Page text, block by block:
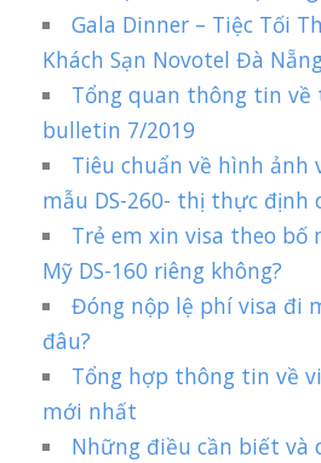
Gala Dinner – Tiệc Tối
Khách Sạn Novotel Đà
Tổng quan thông tin về
bulletin 7/2019
Tiêu chuẩn về hình ảnh
mẫu DS-260- thị thực định
Trẻ em xin visa theo bố
Mỹ DS-160 riêng không?
Đóng nộp lệ phí visa đi
đâu?
Tổng hợp thông tin về
mới nhất
Những điều cần biết và